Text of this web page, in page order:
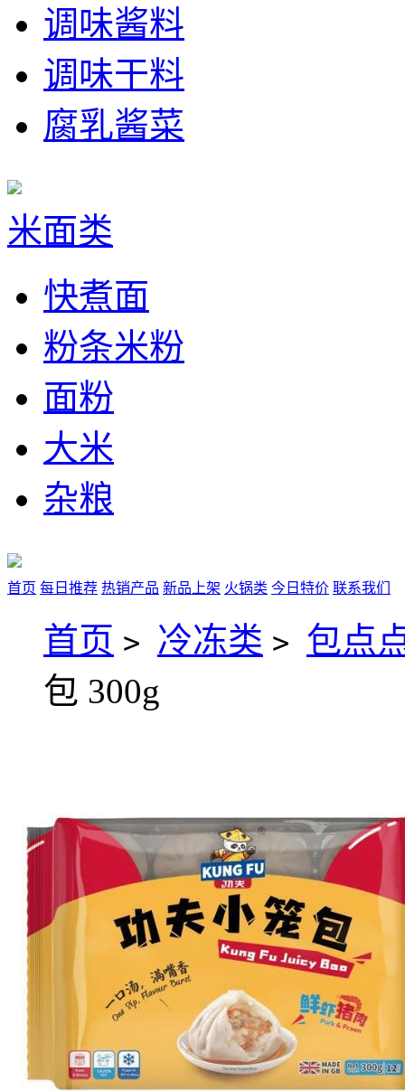
调味酱料
调味干料
腐乳酱菜
米面类
快煮面
粉条米粉
面粉
大米
杂粮
首页 每日推荐 热销产品 新品上架 火锅类 今日特价 联系我们
首页 > 冷冻类 > 包点
包 300g